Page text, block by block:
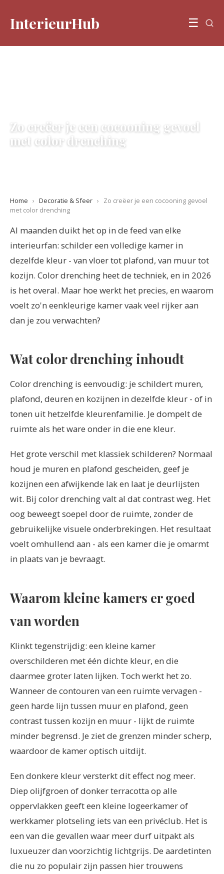
InterieurHub ☰
Zo creëer je een cocooning gevoel
met color drenching
Home › Decoratie & Sfeer ›
Zo creëer je een cocooning gevoel
met color drenching
Al maanden duikt het op in de feed van elke
interieurfan: schilder een volledige kamer in
dezelfde kleur - van vloer tot plafond, van muur tot
kozijn. Color drenching heet de techniek, en in 2026
is het overal. Maar hoe werkt het precies, en waarom
voelt zo'n eenkleurige kamer vaak veel rijker aan
dan je zou verwachten?
Wat color drenching inhoudt
Color drenching is eenvoudig: je schildert muren,
plafond, deuren en kozijnen in dezelfde kleur - of in
tonen uit hetzelfde kleurenfamilie. Je dompelt de
ruimte als het ware onder in die ene kleur.
Het grote verschil met klassiek schilderen? Normaal
houd je muren en plafond gescheiden, geef je
kozijnen een afwijkende lak en laat je deurlijsten
wit. Bij color drenching valt al dat contrast weg. Het
oog beweegt soepel door de ruimte, zonder de
gebruikelijke visuele onderbrekingen. Het resultaat
voelt omhullend aan - als een kamer die je omarmt
in plaats van je bevraagt.
Waarom kleine kamers er goed
van worden
Klinkt tegenstrijdig: een kleine kamer
overschilderen met één dichte kleur, en die
daarmee groter laten lijken. Toch werkt het zo.
Wanneer de contouren van een ruimte vervagen -
geen harde lijn tussen muur en plafond, geen
contrast tussen kozijn en muur - lijkt de ruimte
minder begrensd. Je ziet de grenzen minder scherp,
waardoor de kamer optisch uitdijt.
Een donkere kleur versterkt dit effect nog meer.
Diep olijfgroen of donker terracotta op alle
oppervlakken geeft een kleine logeerkamer of
werkkamer plotseling iets van een privéclub. Het is
een van die gevallen waar meer durf uitpakt als
luxueuzer dan voorzichtig lichtgrijs. De aardetinten
die nu zo populair zijn passen hier trouwens